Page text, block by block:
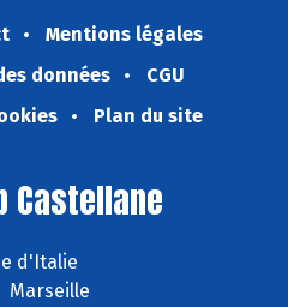
Mentions légales
données
CGU
Plan du site
Castellane
d'Italie
Marseille